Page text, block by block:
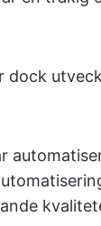
dock